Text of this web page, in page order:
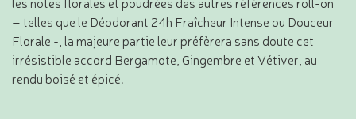
– telles que le Déodorant 24h Fraîcheur Intense ou Douceur
Florale -, la majeure partie leur préfèrera sans doute cet
irrésistible accord Bergamote, Gingembre et Vétiver, au
rendu boisé et épicé.